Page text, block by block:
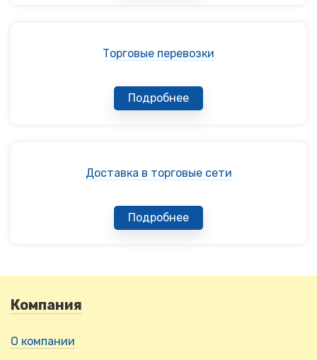
Торговые перевозки
Подробнее
Доставка в торговые сети
Подробнее
Компания
О компании